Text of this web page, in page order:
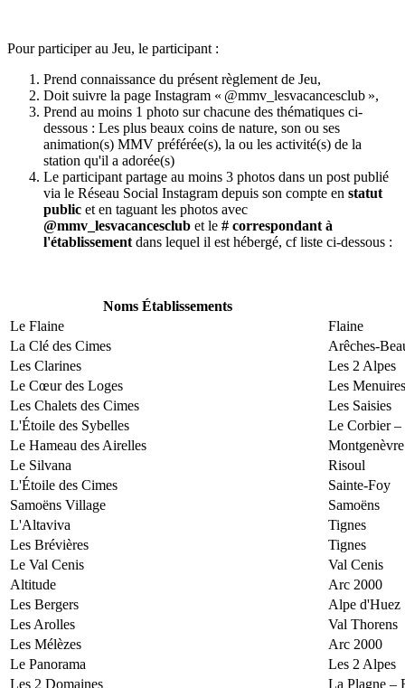
Pour participer au Jeu, le participant :
Prend connaissance du présent règlement de Jeu,
Doit suivre la page Instagram « @mmv_lesvacancesclub »,
Prend au moins 1 photo sur chacune des thématiques ci-
dessous : Les plus beaux coins de nature, son ou ses
animation(s) MMV préférée(s), la ou les activité(s) de la
station qu'il a adorée(s)
Le participant partage au moins 3 photos dans un post publié
via le Réseau Social Instagram depuis son compte en statut
public et en taguant les photos avec
@mmv_lesvacancesclub et le # correspondant à
l'établissement dans lequel il est hébergé, cf liste ci-dessous :
Noms Établissements
Le Flaine
Flaine
La Clé des Cimes
Arêches-
Les Clarines
Les 2 Alpes
Le Cœur des Loges
Les Menuires
Les Chalets des Cimes
Les Saisies
L'Étoile des Sybelles
Le Corbier –
Le Hameau des Airelles
Montgenèvre
Le Silvana
Risoul
L'Étoile des Cimes
Sainte-Foy
Samoëns Village
Samoëns
L'Altaviva
Tignes
Les Brévières
Tignes
Le Val Cenis
Val Cenis
Altitude
Arc 2000
Les Bergers
Alpe d'Huez
Les Arolles
Val Thorens
Les Mélèzes
Arc 2000
Le Panorama
Les 2 Alpes
Les 2 Domaines
La Plagne –